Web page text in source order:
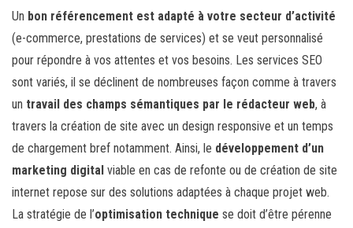
Un bon référencement est adapté à votre secteur d’activité
(e-commerce, prestations de services) et se veut personnalisé
pour répondre à vos attentes et vos besoins. Les services SEO
sont variés, il se déclinent de nombreuses façon comme à travers
un travail des champs sémantiques par le rédacteur web, à
travers la création de site avec un design responsive et un temps
de chargement bref notamment. Ainsi, le développement d’un
marketing digital viable en cas de refonte ou de création de site
internet repose sur des solutions adaptées à chaque projet web.
La stratégie de l’optimisation technique se doit d’être pérenne